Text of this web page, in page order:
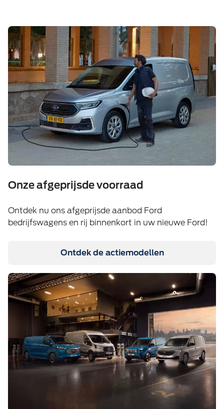
Onze afgeprijsde voorraad
Ontdek nu ons afgeprijsde aanbod Ford
bedrijfswagens en rij binnenkort in uw nieuwe Ford!
Ontdek de actiemodellen